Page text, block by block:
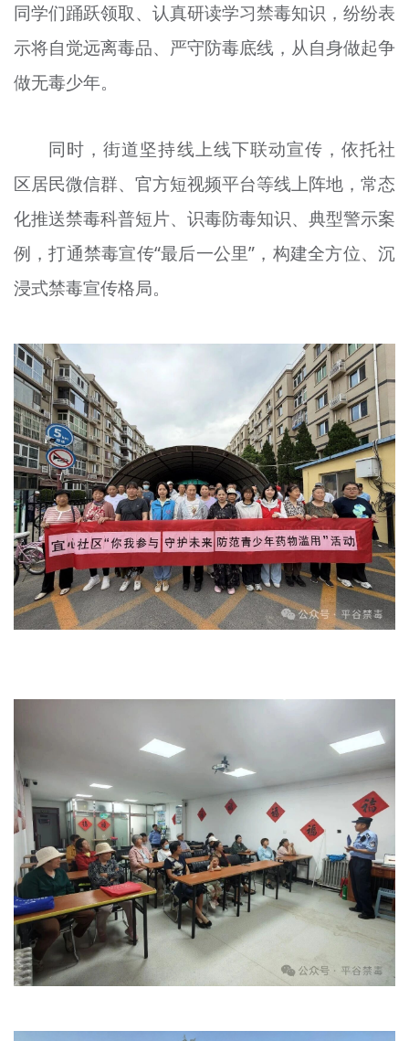
同学们踊跃领取、认真研读学习禁毒知识，纷纷表
示将自觉远离毒品、严守防毒底线，从自身做起争
做无毒少年。
同时，街道坚持线上线下联动宣传，依托社
区居民微信群、官方短视频平台等线上阵地，常态
化推送禁毒科普短片、识毒防毒知识、典型警示案
例，打通禁毒宣传“最后一公里”，构建全方位、沉
浸式禁毒宣传格局。